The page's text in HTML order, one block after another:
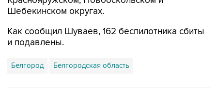
Шебекинском округах.
Как сообщил Шуваев, 162 беспилотника сбиты
и подавлены.
Белгород Белгородская область